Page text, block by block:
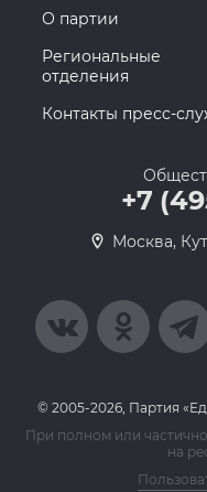
О партии
Региональные
отделения
Контакты пресс-
+7
Москва,
© 2005-2026, Партия
При полном или
на